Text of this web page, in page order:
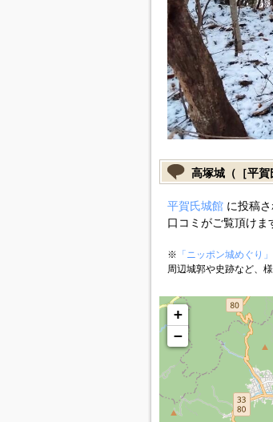
高塚城（［平賀
平賀氏城館に投稿さ
口コミがご覧頂けま
※ 「ニッポン城めぐり
周辺城郭や史跡など、
+
−